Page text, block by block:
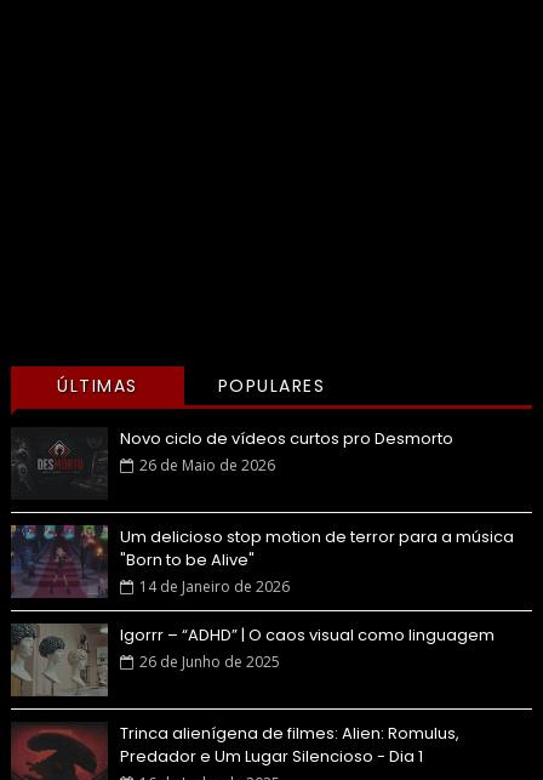
ÚLTIMAS POPULARES
Novo ciclo de vídeos curtos pro Desmorto
26 de Maio de 2026
Um delicioso stop motion de terror para a música
"Born to be Alive"
14 de Janeiro de 2026
Igorrr – “ADHD” | O caos visual como linguagem
26 de Junho de 2025
Trinca alienígena de filmes: Alien: Romulus,
Predador e Um Lugar Silencioso - Dia 1